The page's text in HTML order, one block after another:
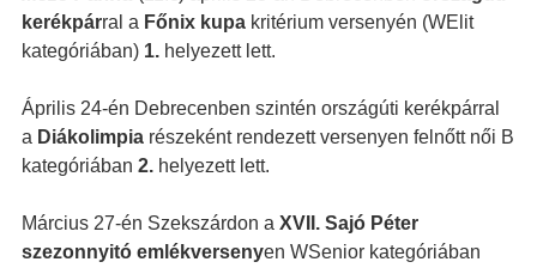
kerékpárral a Főnix kupa kritérium versenyén (WElit
kategóriában) 1. helyezett lett.
Április 24-én Debrecenben szintén országúti kerékpárral
a Diákolimpiarészeként rendezett versenyen felnőtt női B
kategóriában 2. helyezett lett.
Március 27-én Szekszárdon a XVII. Sajó Péter
szezonnyitó emlékversenyen WSenior kategóriában